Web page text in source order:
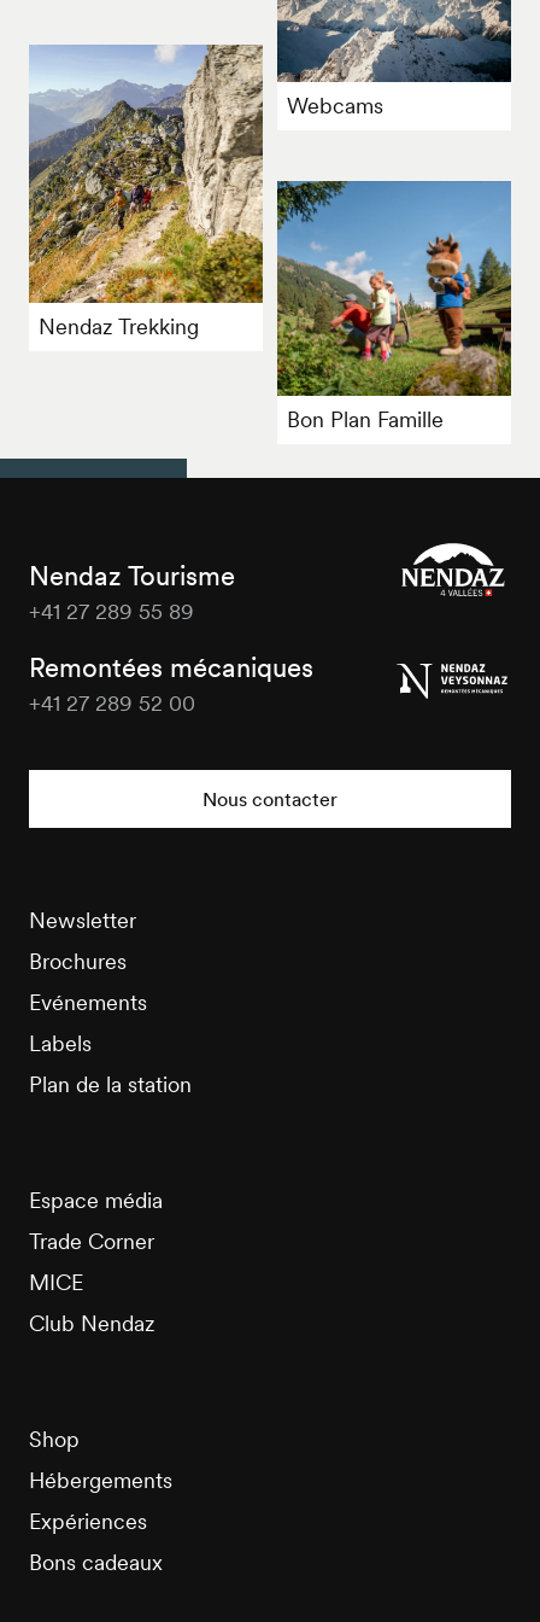
Webcams
Nendaz Trekking
Bon Plan Famille
Nendaz Tourisme
+41 27 289 55 89
Remontées mécaniques
+41 27 289 52 00
Nous contacter
Newsletter
Brochures
Evénements
Labels
Plan de la station
Espace média
Trade Corner
MICE
Club Nendaz
Shop
Hébergements
Expériences
Bons cadeaux